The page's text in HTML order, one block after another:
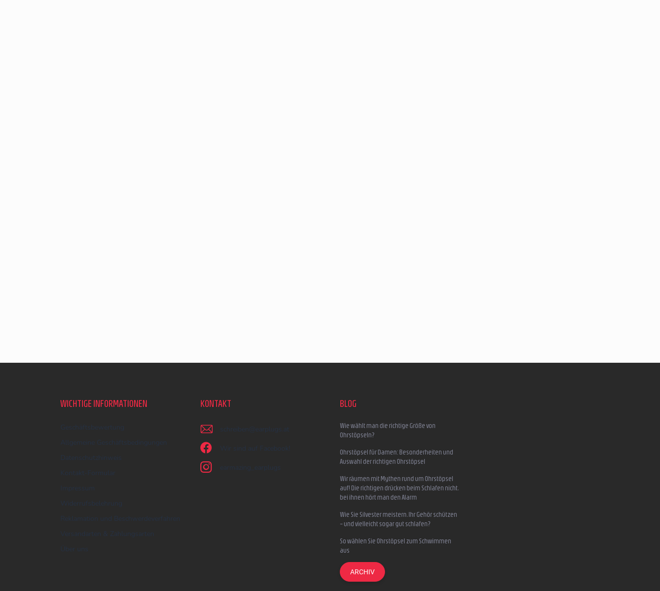
WICHTIGE INFORMATIONEN
Geschäftsbewertung
Allgemeine Geschäftsbedingungen
Datenschutzhinweis
Kontakt-Formular
Impressum
Widerrufsbelehrung
Reklamation und Beschwerdeverfahren
Versandarten & Zahlungsarten
Über uns
KONTAKT
schreiben @ earplugs.at
Wir sind auf Facebook!
earmazing_earplugs
BLOG
Wie wählt man die richtige Größe von
Ohrstöpseln?
Ohrstöpsel für Damen: Besonderheiten und
Auswahl der richtigen Ohrstöpsel
Wir räumen mit Mythen rund um Ohrstöpsel
auf! Die richtigen drücken beim Schlafen nicht,
bei ihnen hört man den Alarm
Wie Sie Silvester meistern, Ihr Gehör schützen
– und vielleicht sogar gut schlafen?
So wählen Sie Ohrstöpsel zum Schwimmen
aus
ARCHIV